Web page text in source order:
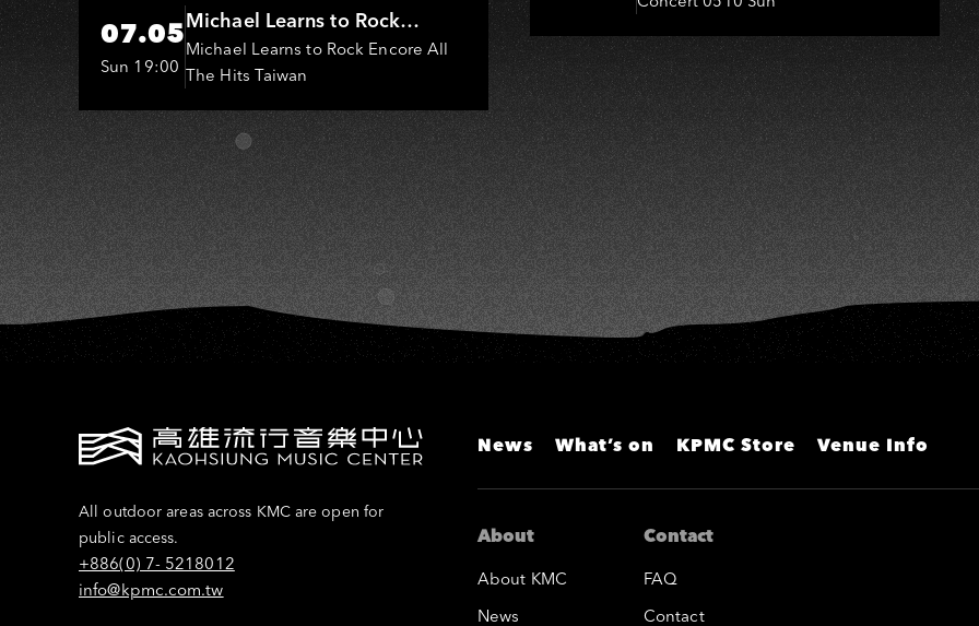
07.05
Sun 19:00
Michael Learns to Rock
(MLTR)
Michael Learns to Rock Encore All
The Hits Taiwan
嬤-吳敏、王彩樺、王瑞霞、吳
淑敏、施文彬、邵大倫、曹雅
雯、陳孟賢、黃露瑤
All outdoor areas across KMC are open for
public access.
+886(0) 7- 5218012
info@kpmc.com.tw
News What’s on KPMC Store Venue Info
About
About KMC
News
Contact
FAQ
Contact